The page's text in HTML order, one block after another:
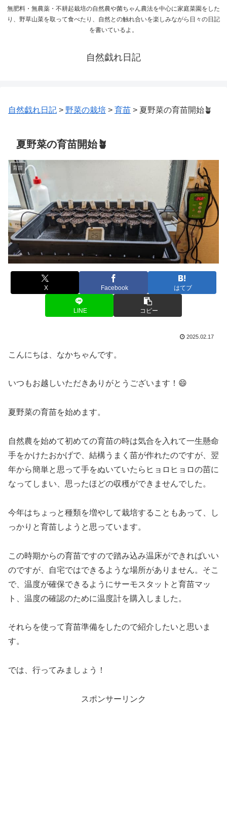
無肥料・無農薬・不耕起栽培の自然農や菌ちゃん農法を中心に家庭菜園をした
り、野草山菜を取って食べたり、自然との触れ合いを楽しみながら日々の日記
を書いているよ。
自然戯れ日記
自然戯れ日記 > 野菜の栽培 > 育苗 > 夏野菜の育苗開始🪴
夏野菜の育苗開始🪴
育苗
X Facebook はてブ
LINE コピー
2025.02.17
こんにちは、なかちゃんです。
いつもお越しいただきありがとうございます！😄
夏野菜の育苗を始めます。
自然農を始めて初めての育苗の時は気合を入れて一生懸命
手をかけたおかげで、結構うまく苗が作れたのですが、翌
年から簡単と思って手をぬいていたらヒョロヒョロの苗に
なってしまい、思ったほどの収穫ができませんでした。
今年はちょっと種類を増やして栽培することもあって、し
っかりと育苗しようと思っています。
この時期からの育苗ですので踏み込み温床ができればいい
のですが、自宅ではできるような場所がありません。そこ
で、温度が確保できるようにサーモスタットと育苗マッ
ト、温度の確認のために温度計を購入しました。
それらを使って育苗準備をしたので紹介したいと思いま
す。
では、行ってみましょう！
スポンサーリンク